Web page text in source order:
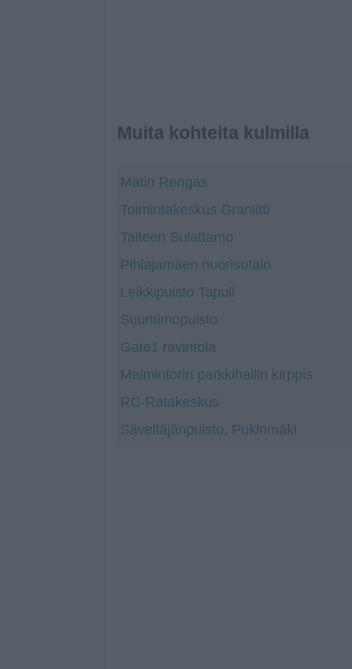
Muita kohteita kulmilla
Matin Rengas
Toimintakeskus Graniitti
Taiteen Sulattamo
Pihlajamäen nuorisotalo
Leikkipuisto Tapuli
Suuntimopuisto
Gate1 ravintola
Malmintorin parkkihallin kirppis
RC-Ratakeskus
Säveltäjänpuisto, Pukinmäki